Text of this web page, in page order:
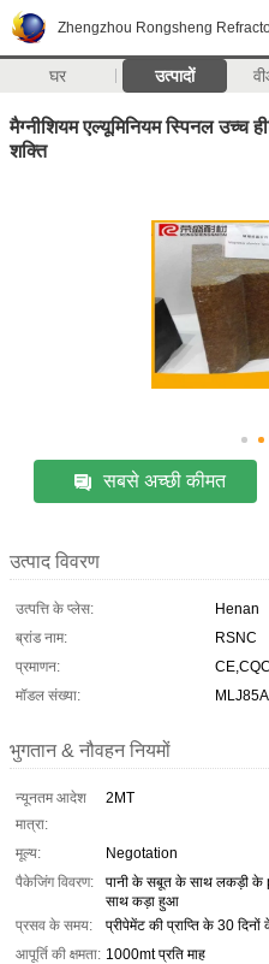
Zhengzhou Rongsheng
घर उत्पादों
मैग्नीशियम एल्यूमिनियम स्पिनल
शक्ति
सबसे अच्छी कीमत
उत्पाद विवरण
उत्पत्ति के प्लेस:
Henan
ब्रांड नाम:
RSNC
प्रमाणन:
मॉडल संख्या:
MLJ85A
भुगतान & नौवहन नियमों
न्यूनतम आदेश
मात्रा:
2MT
मूल्य:
Negotation
पैकेजिंग विवरण:
पानी के सबूत के साथ लकड़ी के
साथ कड़ा हुआ
प्रसव के समय:
प्रीपेमेंट की प्राप्ति के 30 दिनों
आपूर्ति की क्षमता: 1000mt प्रति माह